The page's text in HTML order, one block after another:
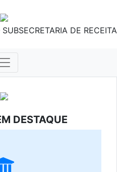
DE RECEITA
DESTAQUE